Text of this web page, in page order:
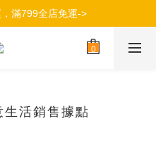
100元購物金->
滿799全店免運->
100元購物金->
生活銷售據點